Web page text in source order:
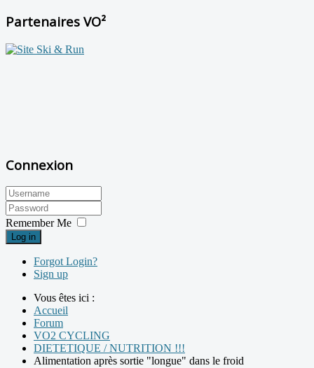
Partenaires VO²
Connexion
Remember Me
Log in
Forgot Login?
Sign up
Vous êtes ici :
Accueil
Forum
VO2 CYCLING
DIETETIQUE / NUTRITION !!!
Alimentation après sortie "longue" dans le froid